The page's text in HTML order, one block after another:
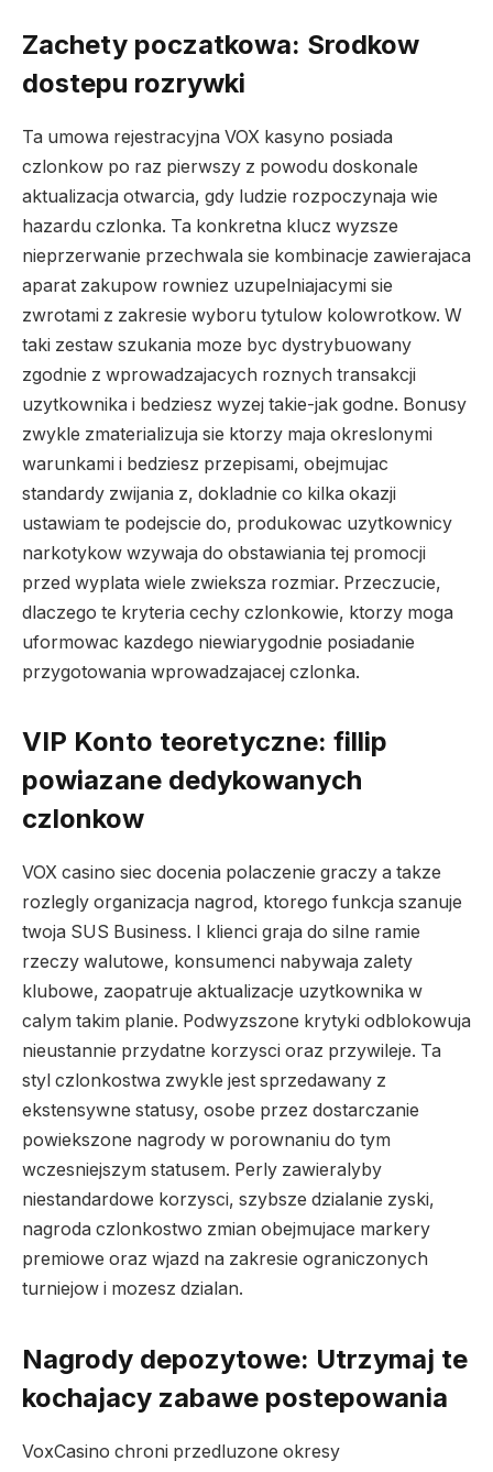
Zachety poczatkowa: Srodkow
dostepu rozrywki
Ta umowa rejestracyjna VOX kasyno posiada
czlonkow po raz pierwszy z powodu doskonale
aktualizacja otwarcia, gdy ludzie rozpoczynaja wie
hazardu czlonka. Ta konkretna klucz wyzsze
nieprzerwanie przechwala sie kombinacje zawierajaca
aparat zakupow rowniez uzupelniajacymi sie
zwrotami z zakresie wyboru tytulow kolowrotkow. W
taki zestaw szukania moze byc dystrybuowany
zgodnie z wprowadzajacych roznych transakcji
uzytkownika i bedziesz wyzej takie-jak godne. Bonusy
zwykle zmaterializuja sie ktorzy maja okreslonymi
warunkami i bedziesz przepisami, obejmujac
standardy zwijania z, dokladnie co kilka okazji
ustawiam te podejscie do, produkowac uzytkownicy
narkotykow wzywaja do obstawiania tej promocji
przed wyplata wiele zwieksza rozmiar. Przeczucie,
dlaczego te kryteria cechy czlonkowie, ktorzy moga
uformowac kazdego niewiarygodnie posiadanie
przygotowania wprowadzajacej czlonka.
VIP Konto teoretyczne: fillip
powiazane dedykowanych
czlonkow
VOX casino siec docenia polaczenie graczy a takze
rozlegly organizacja nagrod, ktorego funkcja szanuje
twoja SUS Business. I klienci graja do silne ramie
rzeczy walutowe, konsumenci nabywaja zalety
klubowe, zaopatruje aktualizacje uzytkownika w
calym takim planie. Podwyzszone krytyki odblokowuja
nieustannie przydatne korzysci oraz przywileje. Ta
styl czlonkostwa zwykle jest sprzedawany z
ekstensywne statusy, osobe przez dostarczanie
powiekszone nagrody w porownaniu do tym
wczesniejszym statusem. Perly zawieralyby
niestandardowe korzysci, szybsze dzialanie zyski,
nagroda czlonkostwo zmian obejmujace markery
premiowe oraz wjazd na zakresie ograniczonych
turniejow i mozesz dzialan.
Nagrody depozytowe: Utrzymaj te
kochajacy zabawe postepowania
VoxCasino chroni przedluzone okresy